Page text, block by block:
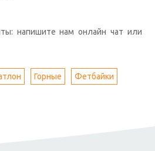
напишите нам онлайн чат или
Горные Фетбайки